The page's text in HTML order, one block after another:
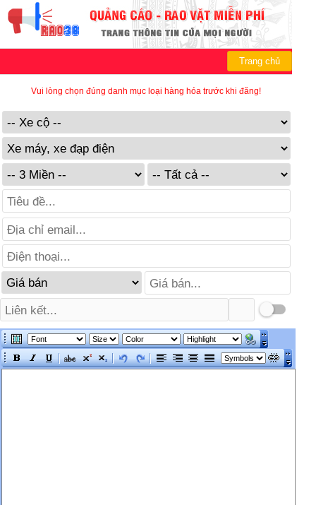
Trang chủ
Vui lòng chọn đúng danh mục loại hàng hóa trước khi đăng!